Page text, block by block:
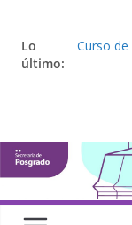
Lo
último:
Curso
Curso
Curso
una